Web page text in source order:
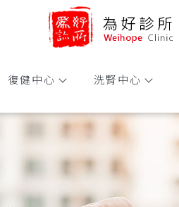
復健中心 洗腎中心